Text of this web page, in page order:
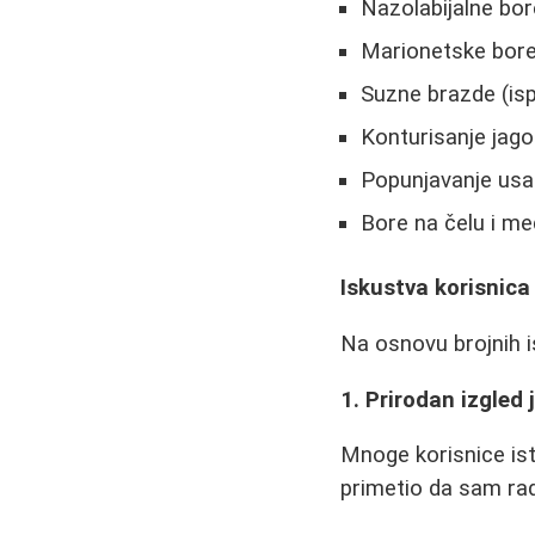
Nazolabijalne
Marionetske
Suzne brazde
Konturisanje
Popunjavanje
Bore na čelu i
Iskustva
Na osnovu brojnih
1. Prirodan izgled
Mnoge korisnice
primetio da sam